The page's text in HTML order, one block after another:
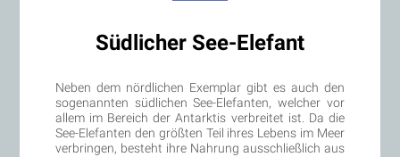
Südlicher See-Elefant
Neben dem nördlichen Exemplar gibt es auch den
sogenannten südlichen See-Elefanten, welcher vor
allem im Bereich der Antarktis verbreitet ist. Da die
See-Elefanten den größten Teil ihres Lebens im Meer
verbringen, besteht ihre Nahrung ausschließlich aus